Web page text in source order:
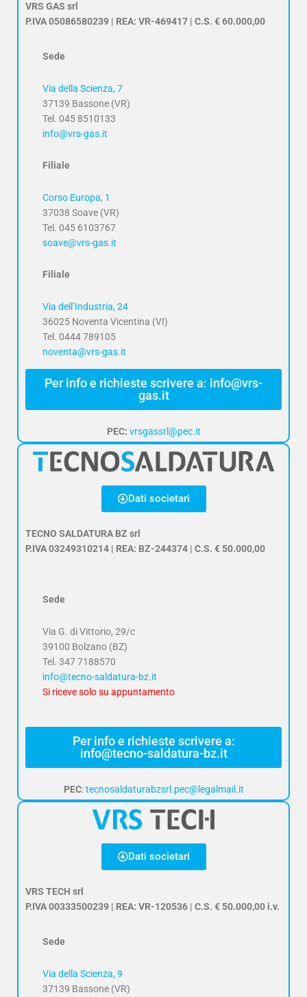
VRS GAS srl
P.IVA 05086580239 | REA: VR-469417 | C.S. € 60.000,00
Sede
Via della Scienza, 7
37139 Bassone (VR)
Tel. 045 8510133
info@vrs-gas.it
Filiale
Corso Europa, 1
37038 Soave (VR)
Tel. 045 6103767
soave@vrs-gas.it
Filiale
Via dell’Industria, 24
36025 Noventa Vicentina (VI)
Tel. 0444 789105
noventa@vrs-gas.it
Per info e richieste scrivere a: info@vrs-
gas.it
PEC: vrsgassrl@pec.it
Dati societari
TECNO SALDATURA BZ srl
P.IVA 03249310214 | REA: BZ-244374 | C.S. € 50.000,00
Sede
Via G. di Vittorio, 29/c
39100 Bolzano (BZ)
Tel. 347 7188570
info@tecno-saldatura-bz.it
Si riceve solo su appuntamento
Per info e richieste scrivere a:
info@tecno-saldatura-bz.it
PEC:tecnosaldaturabzsrl.pec@legalmail.it
Dati societari
VRS TECH srl
P.IVA 00333500239 | REA: VR-120536 | C.S. € 50.000,00 i.v.
Sede
Via della Scienza, 9
37139 Bassone (VR)